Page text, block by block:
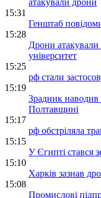
атакували дрони
15:31
Генштаб
15:28
Дрони атакували
університет
15:25
рф стали
15:19
Зрадник наводив
Полтавщині
15:17
рф обстріляла
15:15
У Єгипті стався
15:10
Харків зазнав
15:08
Промислові